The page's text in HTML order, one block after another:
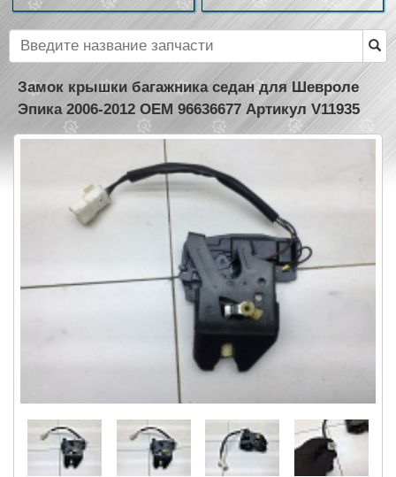
Замок крышки багажника седан для Шевроле
Эпика 2006-2012 OEM 96636677 Артикул V11935